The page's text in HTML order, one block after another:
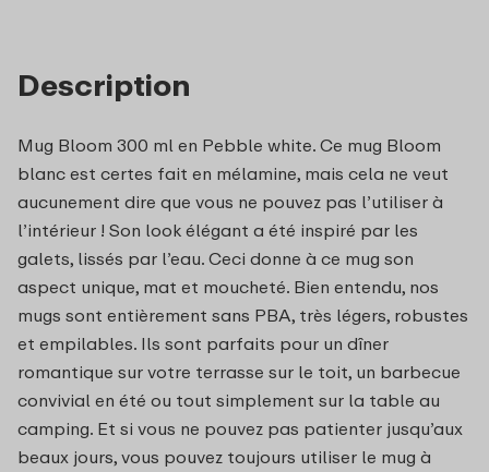
Description
Mug Bloom 300 ml en Pebble white. Ce mug Bloom
blanc est certes fait en mélamine, mais cela ne veut
aucunement dire que vous ne pouvez pas l’utiliser à
l’intérieur ! Son look élégant a été inspiré par les
galets, lissés par l’eau. Ceci donne à ce mug son
aspect unique, mat et moucheté. Bien entendu, nos
mugs sont entièrement sans PBA, très légers, robustes
et empilables. Ils sont parfaits pour un dîner
romantique sur votre terrasse sur le toit, un barbecue
convivial en été ou tout simplement sur la table au
camping. Et si vous ne pouvez pas patienter jusqu’aux
beaux jours, vous pouvez toujours utiliser le mug à